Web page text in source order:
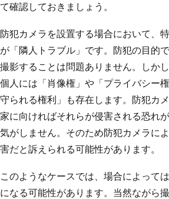
て確認しておきましょう。
防犯カメラを設置する場合において、
が「隣人トラブル」です。防犯の目的
撮影することは問題ありません。しか
個人には「肖像権」や「プライバシー
守られる権利」も存在します。防犯カ
家に向ければそれらが侵害される恐れ
気がしません。そのため防犯カメラに
害だと訴えられる可能性があります。
このようなケースでは、場合によって
になる可能性があります。当然ながら